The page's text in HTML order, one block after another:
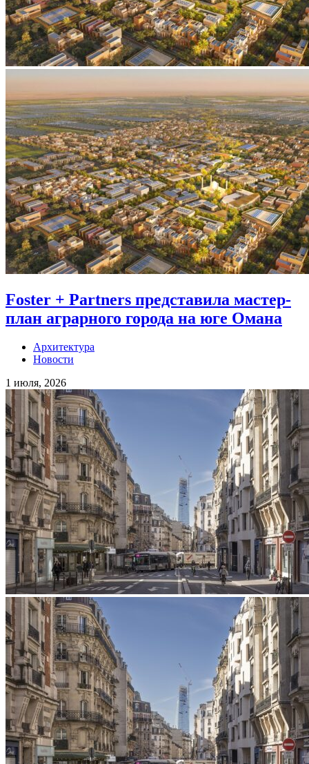
Foster + Partners представила мастер-
план аграрного города на юге Омана
Архитектура
Новости
1 июля, 2026